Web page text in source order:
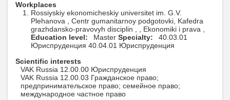
Workplaces
Rossiyskiy ekonomicheskiy universitet im. G.V.
Plehanova , Centr gumanitarnoy podgotovki, Kafedra
grazhdansko-pravovyh disciplin , , Ekonomiki i prava ,
Education level:
Master Specialty:
40.03.01
Юриспруденция 40.04.01 Юриспруденция
Scientific interests
VAK Russia 12.00.00 Юриспруденция
VAK Russia 12.00.03 Гражданское право;
предпринимательское право; семейное право;
международное частное право